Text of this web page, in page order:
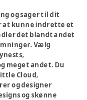
og sager til dit
at kunne indrette et
det blandt andet
Vælg
meget andet. Du
Cloud,
og designer
og skønne